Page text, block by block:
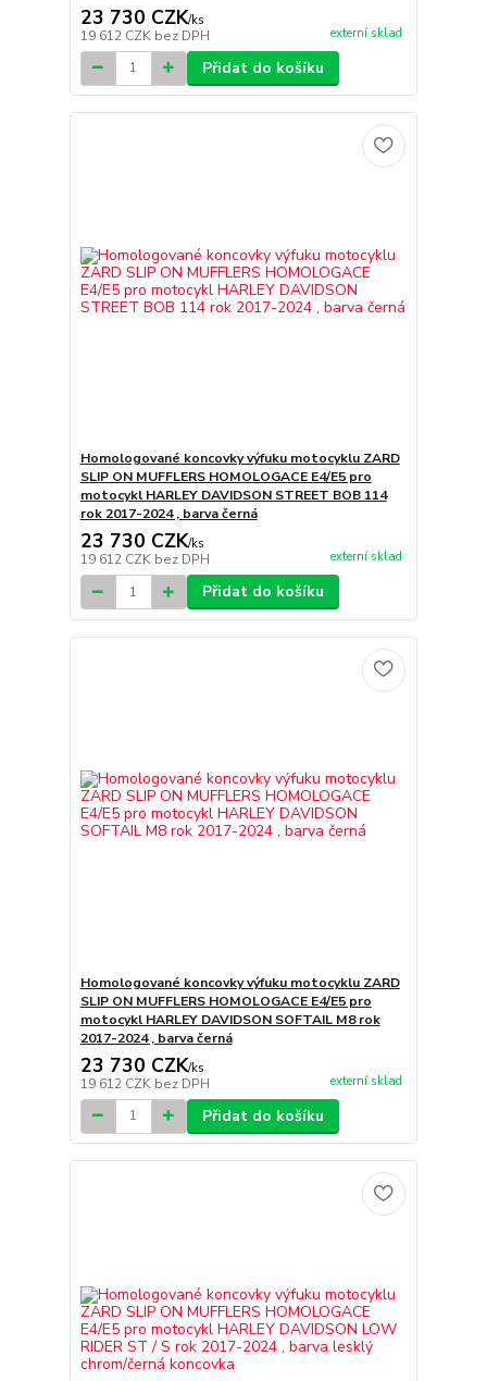
23 730 CZK/ks
19 612 CZK bez DPH externí sklad
Přidat do košíku
Homologované koncovky výfuku motocyklu ZARD
SLIP ON MUFFLERS HOMOLOGACE E4/E5 pro
motocykl HARLEY DAVIDSON STREET BOB 114
rok 2017-2024 , barva černá
23 730 CZK/ks
19 612 CZK bez DPH externí sklad
Přidat do košíku
Homologované koncovky výfuku motocyklu ZARD
SLIP ON MUFFLERS HOMOLOGACE E4/E5 pro
motocykl HARLEY DAVIDSON SOFTAIL M8 rok
2017-2024 , barva černá
23 730 CZK/ks
19 612 CZK bez DPH externí sklad
Přidat do košíku